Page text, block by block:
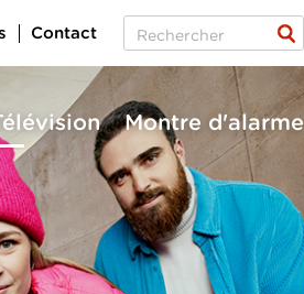
Montre d'alarme
Contact